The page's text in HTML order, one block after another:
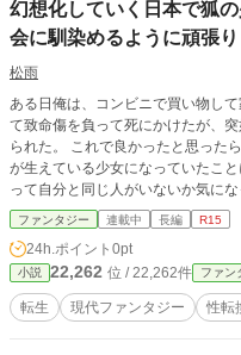
幻想化していく日本で狐
会に馴染めるように頑張
松雨
ある日俺は、コンビニで買い物し
て致命傷を負って死にかけたが、
られた。 これで良かったと思ったら、銀髪で青い宝石のような瞳に狐耳と尻尾
が生えている少女になっていたことに気づい
って自分と同じ人がいないか気に
物が見つかっている事を知った。 「どうなってんだよ……てか、こんな姿でど
う生活していけば良いんだ……」 こうして、少しずつ幻想世界と化していく日
本で狐少女となった俺は、色々な
に頑張る事となった。
ファンタジー 連載中 長編 R15
24h.ポイント 0pt
小説 22,262 位 / 22,262件 ファン
転生 現代ファンタジー 性転